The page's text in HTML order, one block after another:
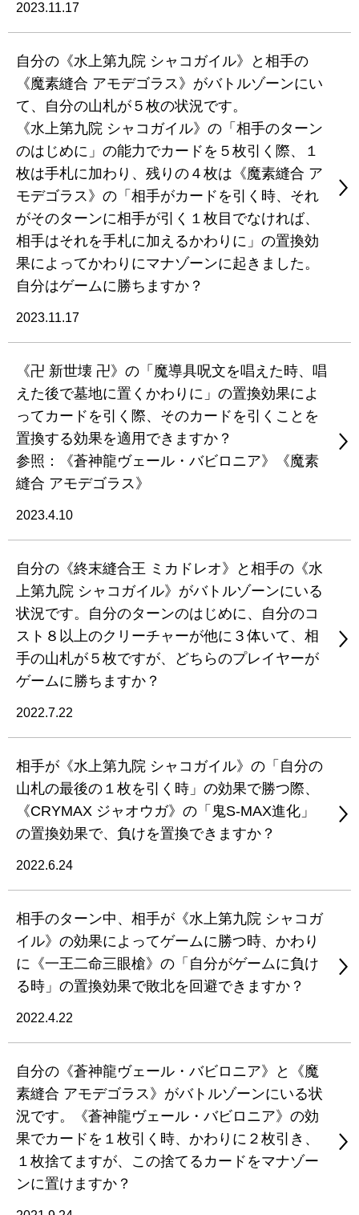
2023.11.17
自分の《水上第九院 シャコガイル》と相手の
《魔素縫合 アモデゴラス》がバトルゾーンにい
て、自分の山札が５枚の状況です。
《水上第九院 シャコガイル》の「相手のターン
のはじめに」の能力でカードを５枚引く際、１
枚は手札に加わり、残りの４枚は《魔素縫合 ア
モデゴラス》の「相手がカードを引く時、それ
がそのターンに相手が引く１枚目でなければ、
相手はそれを手札に加えるかわりに」の置換効
果によってかわりにマナゾーンに起きました。
自分はゲームに勝ちますか？
2023.11.17
《卍 新世壊 卍》の「魔導具呪文を唱えた時、唱
えた後で墓地に置くかわりに」の置換効果によ
ってカードを引く際、そのカードを引くことを
置換する効果を適用できますか？
参照：《蒼神龍ヴェール・バビロニア》《魔素
縫合 アモデゴラス》
2023.4.10
自分の《終末縫合王 ミカドレオ》と相手の《水
上第九院 シャコガイル》がバトルゾーンにいる
状況です。自分のターンのはじめに、自分のコ
スト８以上のクリーチャーが他に３体いて、相
手の山札が５枚ですが、どちらのプレイヤーが
ゲームに勝ちますか？
2022.7.22
相手が《水上第九院 シャコガイル》の「自分の
山札の最後の１枚を引く時」の効果で勝つ際、
《CRYMAX ジャオウガ》の「鬼S-MAX進化」
の置換効果で、負けを置換できますか？
2022.6.24
相手のターン中、相手が《水上第九院 シャコガ
イル》の効果によってゲームに勝つ時、かわり
に《一王二命三眼槍》の「自分がゲームに負け
る時」の置換効果で敗北を回避できますか？
2022.4.22
自分の《蒼神龍ヴェール・バビロニア》と《魔
素縫合 アモデゴラス》がバトルゾーンにいる状
況です。《蒼神龍ヴェール・バビロニア》の効
果でカードを１枚引く時、かわりに２枚引き、
１枚捨てますが、この捨てるカードをマナゾー
ンに置けますか？